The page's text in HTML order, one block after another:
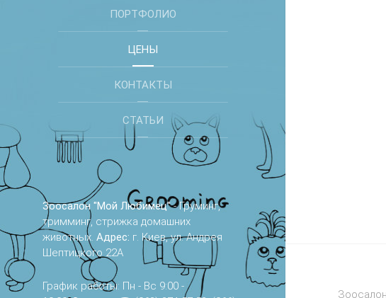
ПОРТФОЛИО
ЦЕНЫ
КОНТАКТЫ
СТАТЬИ
Зоосалон "Мой Любимец"- Груминг,
тримминг, стрижка домашних
животных.Адрес: г. Киев, ул. Андрея
Шептицкого 22А
График работы: Пн - Вс 9:00 -